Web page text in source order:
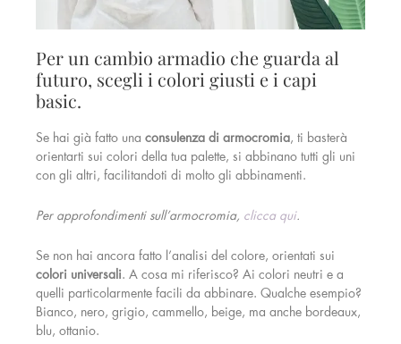
Per un cambio armadio che guarda al
futuro, scegli i colori giusti e i capi
basic.
Se hai già fatto una consulenza di armocromia, ti basterà
orientarti sui colori della tua palette, si abbinano tutti gli uni
con gli altri, facilitandoti di molto gli abbinamenti.
Per approfondimenti sull’armocromia, clicca qui.
Se non hai ancora fatto l’analisi del colore, orientati sui
colori universali. A cosa mi riferisco? Ai colori neutri e a
quelli particolarmente facili da abbinare. Qualche esempio?
Bianco, nero, grigio, cammello, beige, ma anche bordeaux,
blu, ottanio.